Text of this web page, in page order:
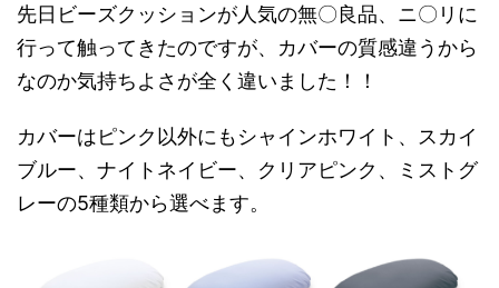
先日ビーズクッションが人気の無〇良品、ニ〇リに
行って触ってきたのですが、カバーの質感違うから
なのか気持ちよさが全く違いました！！
カバーはピンク以外にもシャインホワイト、スカイ
ブルー、ナイトネイビー、クリアピンク、ミストグ
レーの5種類から選べます。